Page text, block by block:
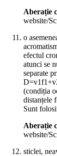
Aberație
website/
o
efectul
atunci se
separate
(condiția
distanțele
Sunt
Aberație
website/
sticlei,